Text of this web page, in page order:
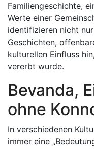
Familiengeschichte,
Werte einer
identifizieren nicht
Geschichten,
kulturellen Einfluss
vererbt wurde.
Bevanda,
ohne
In verschiedenen
immer eine